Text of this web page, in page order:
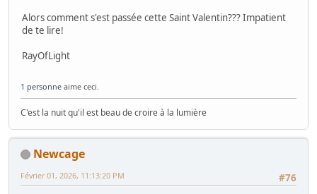
Alors comment s'est passée cette Saint Valentin??? Impatient
de te lire!
RayOfLight
1 personne aime ceci.
C'est la nuit qu'il est beau de croire à la lumière
Newcage
#76
Février 01, 2026, 11:13:20 PM